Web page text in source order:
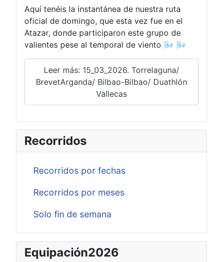
Aquí tenéis la instantánea de nuestra ruta
oficial de domingo, que esta vez fue en el
Atazar, donde participaron este grupo de
valientes pese al temporal de viento 🌬️ 🌬️
Leer más: 15_03_2026. Torrelaguna/
BrevetArganda/ Bilbao-Bilbao/ Duathlón
Vallecas
Recorridos
Recorridos por fechas
Recorridos por meses
Solo fin de semana
Equipación2026